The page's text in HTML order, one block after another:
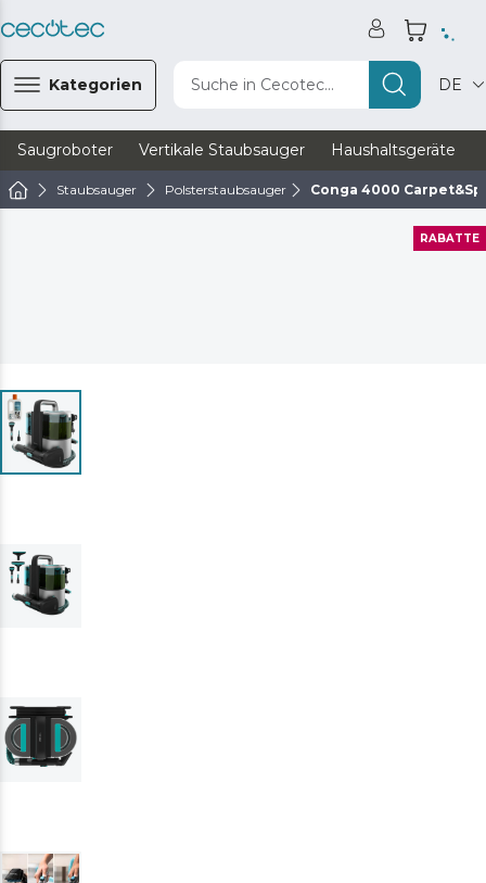
Kategorien Suche in Cecotec... DE
Saugroboter Vertikale Staubsauger Haushaltsgeräte
Staubsauger Polsterstaubsauger Conga 4000
RABATTE